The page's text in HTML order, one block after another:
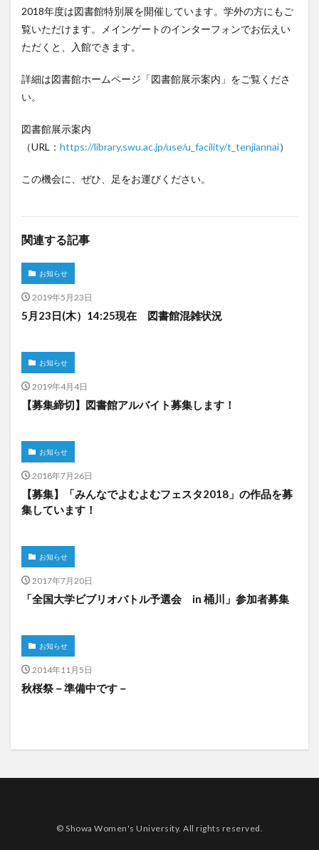
2018年度は図書館特別展を開催しています。学外の方にもご
覧いただけます。メインゲートのインターフォンでお伝えい
ただくと、入館できます。
詳細は図書館ホームページ「図書館展示案内」をご覧くださ
い。
図書館展示案内
（URL： https://library.swu.ac.jp/use/u_facility/t_tenjiannai）
この機会に、ぜひ、足をお運びください。
関連する記事
お知らせ
2019年5月23日
5月23日(木）14:25現在 図書館混雑状況
お知らせ
2019年4月4日
【募集締切】図書館アルバイト募集します！
お知らせ
2018年7月26日
【募集】「みんなでよむよむフェスタ2018」の作品を募
集しています！
お知らせ
2017年7月20日
「全国大学ビブリオバトル予選会 in 桶川」参加者募集
お知らせ
2014年11月5日
秋桜祭－準備中です－
© Showa Women's University. All rights reserved.